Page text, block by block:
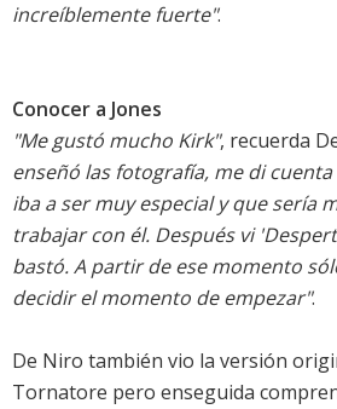
increíblemente fuerte".
Conocer a Jones
"Me gustó mucho Kirk", recuerda
enseñó las fotografía, me di
iba a ser muy especial y que sería
trabajar con él. Después vi
bastó. A partir de ese momento
decidir el momento de empezar".
De Niro también vio la versión
Tornatore pero enseguida